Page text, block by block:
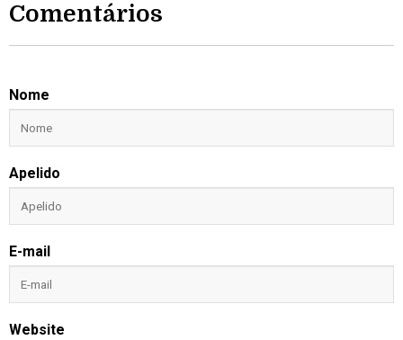
Comentários
Nome
Apelido
E-mail
Website